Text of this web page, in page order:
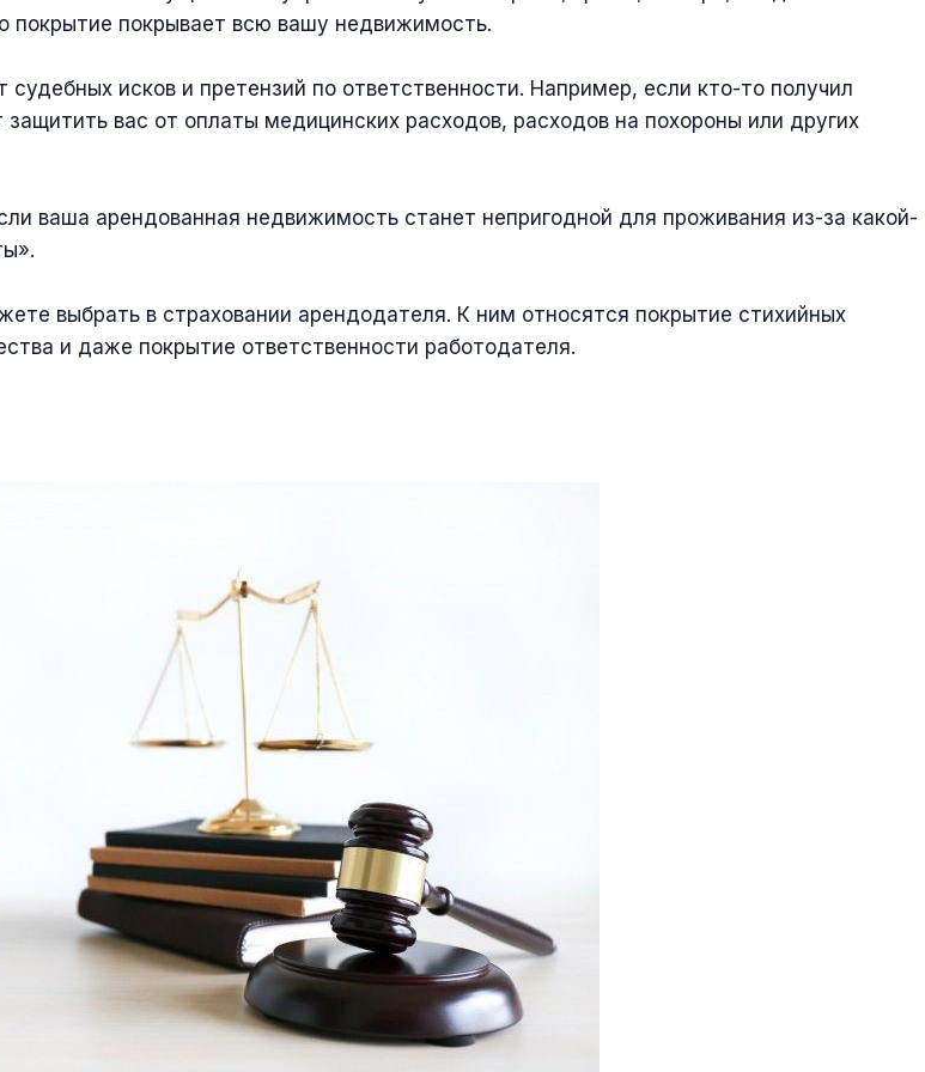
покрытие покрывает всю вашу недвижимость.
исков и претензий по ответственности. Например, если кто-то получил
вас от оплаты медицинских расходов, расходов на похороны или других
ваша арендованная недвижимость станет непригодной для проживания из-за какой-
выбрать в страховании арендодателя. К ним относятся покрытие стихийных
и даже покрытие ответственности работодателя.